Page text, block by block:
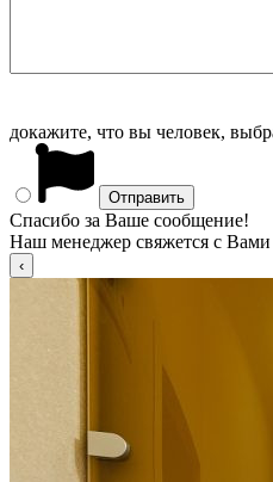
докажите, что вы человек,
Спасибо за Ваше сообщение!
Наш менеджер свяжется с